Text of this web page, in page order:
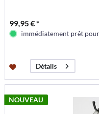
99,95 € *
immédiatement prêt
Détails
NOUVEAU